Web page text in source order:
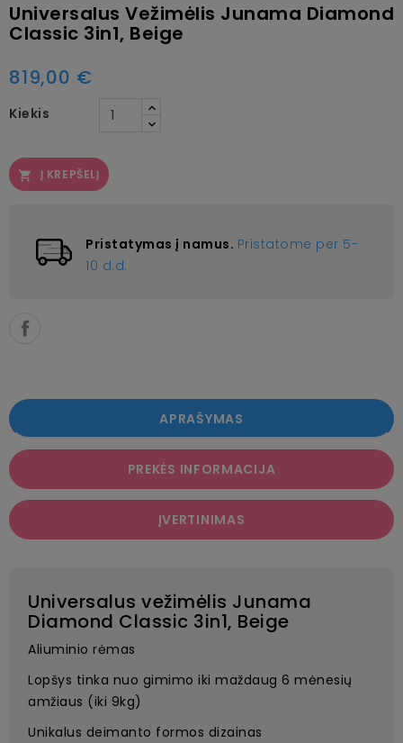
Universalus Vežimėlis Junama Diamond
Classic 3in1, Beige
819,00 €
Kiekis
 Į KREPŠELĮ
Pristatymas į namus. Pristatome per 5-
10 d.d.
APRAŠYMAS
PREKĖS INFORMACIJA
ĮVERTINIMAS
Universalus vežimėlis Junama
Diamond Classic 3in1, Beige
Aliuminio rėmas
Lopšys tinka nuo gimimo iki maždaug 6 mėnesių
amžiaus (iki 9kg)
Unikalus deimanto formos dizainas